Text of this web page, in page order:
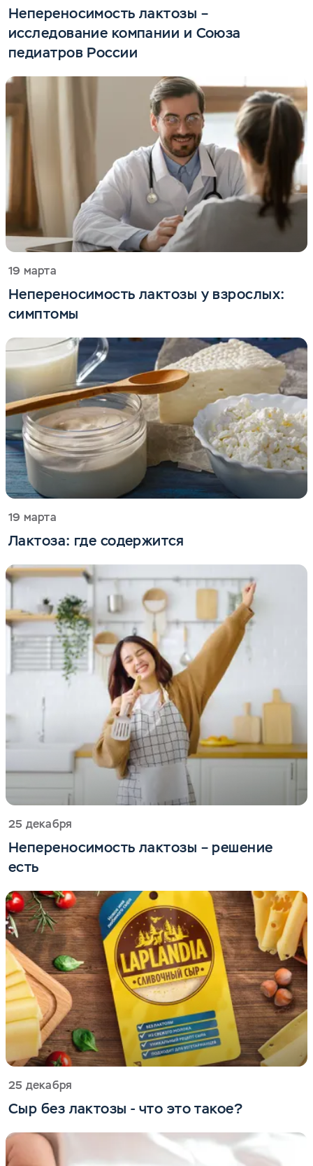
Непереносимость лактозы –
исследование компании и Союза
педиатров России
19 марта
Непереносимость лактозы у взрослых:
симптомы
19 марта
Лактоза: где содержится
25 декабря
Непереносимость лактозы – решение
есть
25 декабря
Сыр без лактозы - что это такое?